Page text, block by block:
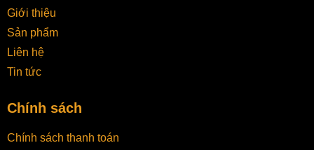
Giới thiệu
Sản phẩm
Liên hệ
Tin tức
Chính sách
Chính sách thanh toán